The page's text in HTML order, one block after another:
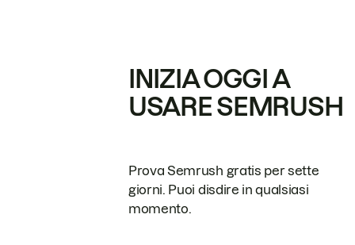
INIZIA OGGI A
USARE SEMRUSH
Prova Semrush gratis per sette
giorni. Puoi disdire in qualsiasi
momento.